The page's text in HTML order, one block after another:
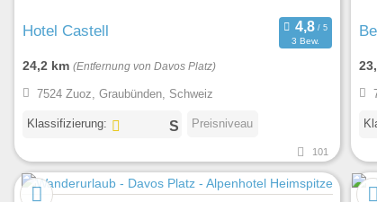
Hotel Castell
3 Bew.
24,2 km (Entfernung von Davos Platz)
7524 Zuoz, Graubünden, Schweiz
Klassifizierung: Preisniveau
101